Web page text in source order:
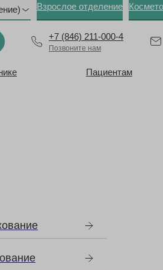
Взрослое отделение
Позвоните нам
+7 (846) 211-000-4
Пациентам